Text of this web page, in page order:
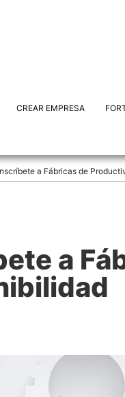
CREAR EMPRESA
a Fábricas de
a